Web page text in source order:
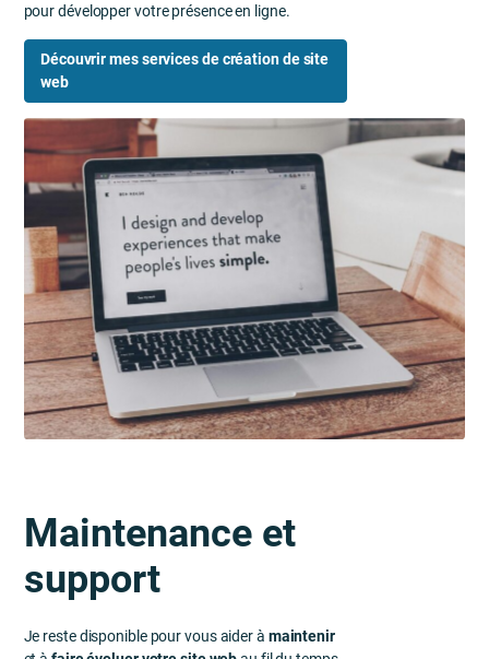
pour développer votre présence en ligne.
Découvrir mes services de création de site
web
Maintenance et
support
Je reste disponible pour vous aider à maintenir